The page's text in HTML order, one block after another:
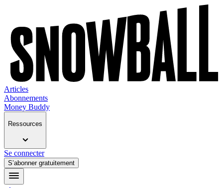
Articles
Abonnements
Money Buddy
Ressources
Se connecter
S’abonner gratuitement